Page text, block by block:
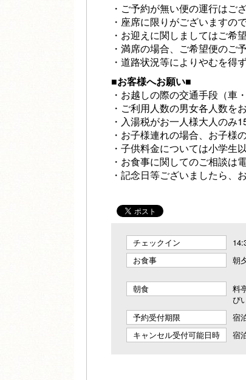
・ご予約が無い便の運行はご
・座席に限りがございますの
・お迎えに関しましてはご希
・満席の場合、ご希望便のご
・道路状況等によりやむを得
■お客様へお願い■
・お越しの際の交通手段（車
・ご利用人数の男女各人数を
・入湯税がお一人様大人のみ
・お子様連れの場合、お子様
・子供料金については小学
・お食事に関してのご相談は
・記念日等ございましたら、
チェックイン
お食事
朝
朝食
料
び
予約受付期限 宿
キャンセル受付可能日時
宿